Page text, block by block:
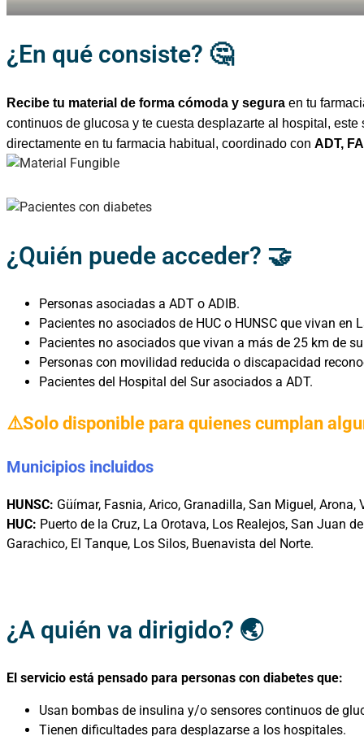
¿En qué consiste? 🤔
Recibe tu material de forma cómoda y segura en tu
continuos de glucosa y te cuesta desplazarte al hospital,
directamente en tu farmacia habitual, coordinado con ADT,
¿Quién puede acceder? 🤝
Personas asociadas a ADT o ADIB.
Pacientes no asociados de HUC o HUNSC que vivan en
Pacientes no asociados que vivan a más de 25 km de
Personas con movilidad reducida o discapacidad
Pacientes del Hospital del Sur asociados a ADT.
⚠️Solo disponible para quienes cumplan
Municipios incluidos
HUNSC: Güímar, Fasnia, Arico, Granadilla, San Miguel,
HUC: Puerto de la Cruz, La Orotava, Los Realejos, San Juan
Garachico, El Tanque, Los Silos, Buenavista del Norte.
¿A quién va dirigido? 🌏
El servicio está pensado para personas con diabetes que:
Usan bombas de insulina y/o sensores continuos de
Tienen dificultades para desplazarse a los hospitales.